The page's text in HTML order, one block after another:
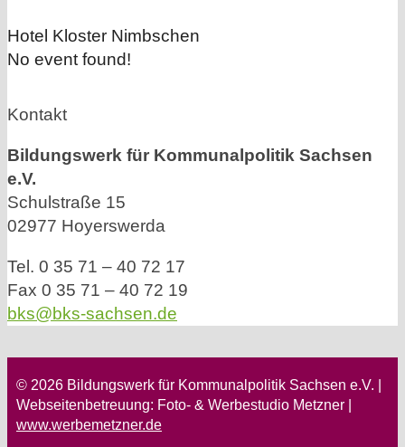
Hotel Kloster Nimbschen
No event found!
Kontakt
Bildungswerk für Kommunalpolitik Sachsen
e.V.
Schulstraße 15
02977 Hoyerswerda
Tel. 0 35 71 – 40 72 17
Fax 0 35 71 – 40 72 19
bks@bks-sachsen.de
© 2026 Bildungswerk für Kommunalpolitik Sachsen e.V. |
Webseitenbetreuung: Foto- & Werbestudio Metzner |
www.werbemetzner.de